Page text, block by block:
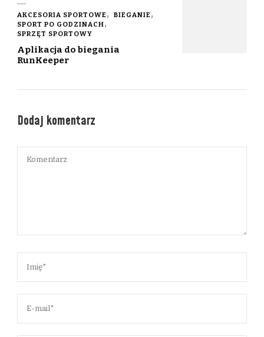
AKCESORIA SPORTOWE
BIEGANIE
SPORT PO GODZINACH
SPRZĘT SPORTOWY
Aplikacja do biegania
RunKeeper
Dodaj komentarz